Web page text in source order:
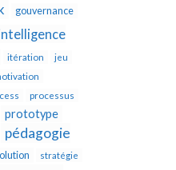
gouvernance
itération jeu
processus
prototype
pédagogie
stratégie